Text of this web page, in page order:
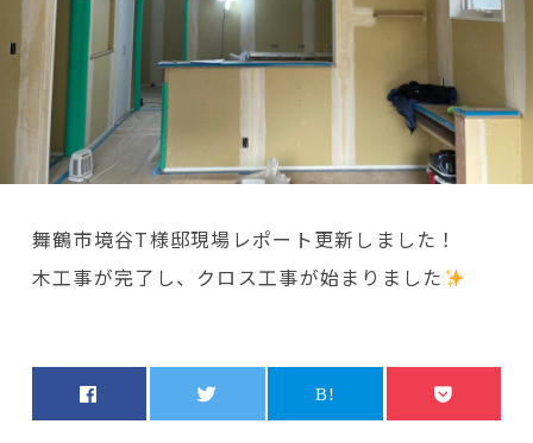
舞鶴市境谷T様邸現場レポート更新しました！
木工事が完了し、クロス工事が始まりました